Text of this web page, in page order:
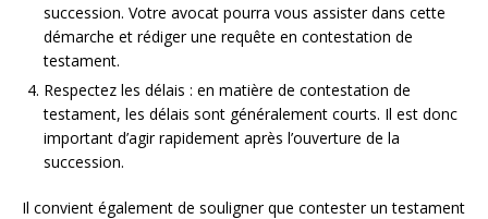
succession. Votre avocat pourra vous assister dans cette
démarche et rédiger une requête en contestation de
testament.
Respectez les délais : en matière de contestation de
testament, les délais sont généralement courts. Il est donc
important d’agir rapidement après l’ouverture de la
succession.
Il convient également de souligner que contester un testament